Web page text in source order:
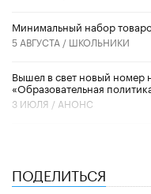
Минимальный набор
5 АВГУСТА / ШКОЛЬНИКИ
Вышел в свет новый номер
«Образовательная
3 ИЮЛЯ / АНОНС
ПОДЕЛИТЬСЯ